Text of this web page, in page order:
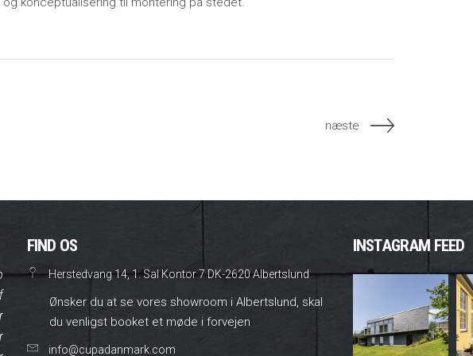
næste
FIND OS
Herstedvang 14, 1. Sal Kontor 7 DK-2620 Albertslund
Ønsker du at se vores showroom i Albertslund, skal
du venligst booket et møde i forvejen
info@cupadanmark.com
INSTAGRAM FEED